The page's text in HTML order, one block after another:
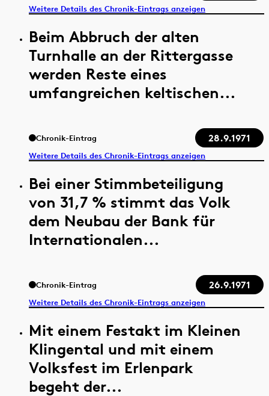
Weitere Details des Chronik-Eintrags anzeigen
Beim Abbruch der alten
Turnhalle an der Rittergasse
werden Reste eines
umfangreichen keltischen...
Chronik-Eintrag 28.9.1971
Weitere Details des Chronik-Eintrags anzeigen
Bei einer Stimmbeteiligung
von 31,7 % stimmt das Volk
dem Neubau der Bank für
Internationalen...
Chronik-Eintrag 26.9.1971
Weitere Details des Chronik-Eintrags anzeigen
Mit einem Festakt im Kleinen
Klingental und mit einem
Volksfest im Erlenpark
begeht der...